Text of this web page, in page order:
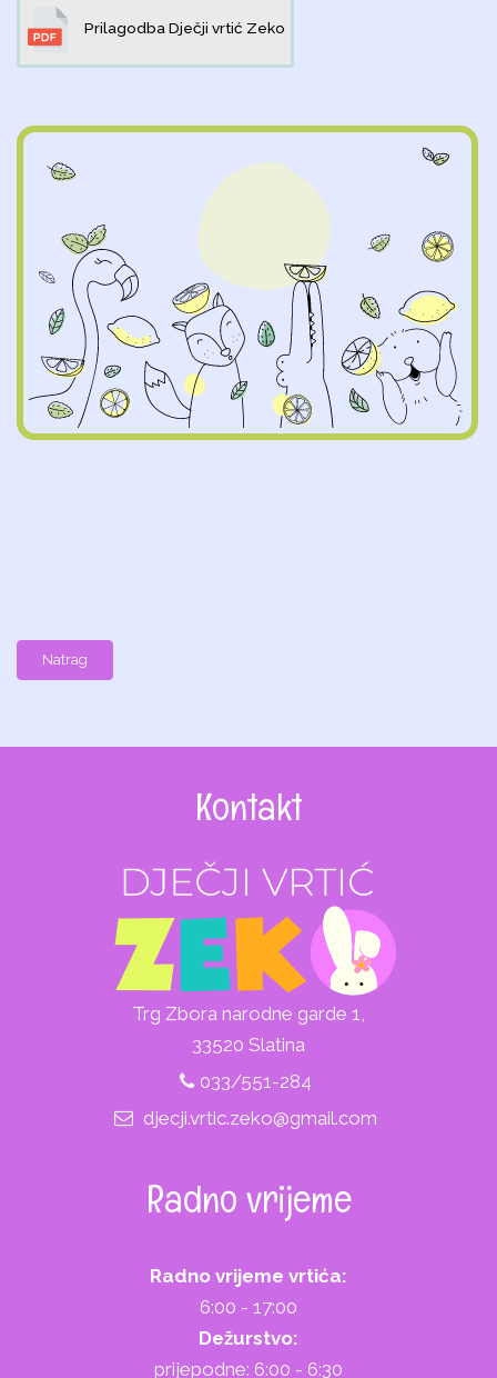
Prilagodba Dječji vrtić Zeko
Natrag
Kontakt
Trg Zbora narodne garde 1,
33520 Slatina
033/551-284
djecji.vrtic.zeko@gmail.com
Radno vrijeme
Radno vrijeme vrtića:
6:00 - 17:00
Dežurstvo:
prijepodne: 6:00 - 6:30